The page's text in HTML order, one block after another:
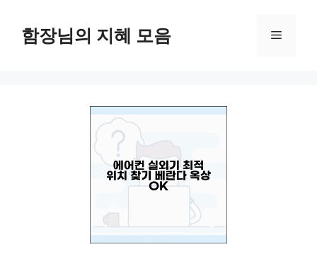
함장님의 지혜 모음 메